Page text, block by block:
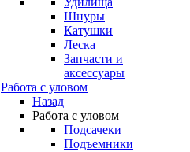
Шнуры
Катушки
Леска
Запчасти и
аксессуары
Работа с уловом
Назад
Работа с уловом
Подсачеки
Подъемники